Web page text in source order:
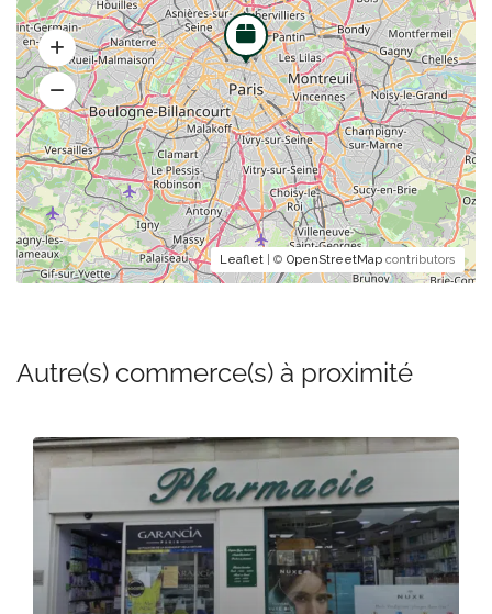
Leaflet | © OpenStreetMap contributors
Autre(s) commerce(s) à proximité